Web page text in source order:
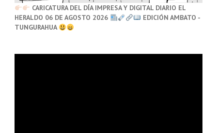
CARICATURA DEL DÍA IMPRESA Y DIGITAL DIARIO EL
HERALDO 06 DE AGOSTO 2026
EDICIÓN AMBATO -
TUNGURAHUA